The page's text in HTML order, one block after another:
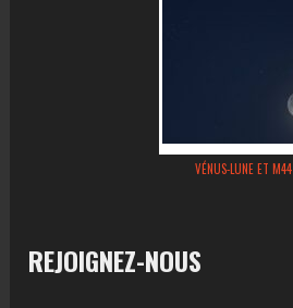
VÉNUS-LUNE ET M44
REJOIGNEZ-NOUS